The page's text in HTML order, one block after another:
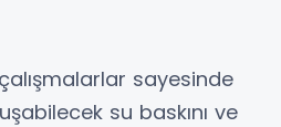
sayesinde
su baskını ve